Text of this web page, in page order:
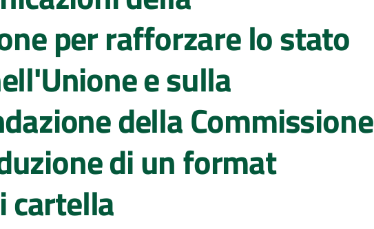
per rafforzare lo stato
e sulla
della Commissione
di un format
cartella